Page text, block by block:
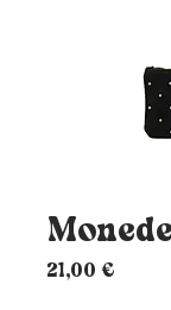
21,00 €